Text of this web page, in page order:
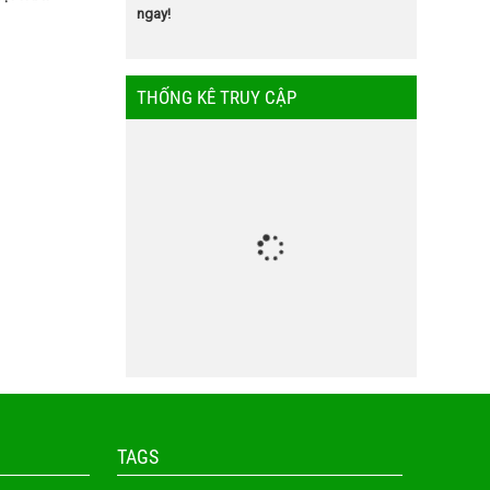
ngay!
THỐNG KÊ TRUY CẬP
TAGS